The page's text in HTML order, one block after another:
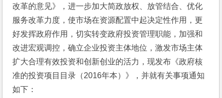
改革的意见》，进一步加大简政放权、放管结合、优化
服务改革力度，使市场在资源配置中起决定性作用，更
好发挥政府作用，切实转变政府投资管理职能，加强和
改进宏观调控，确立企业投资主体地位，激发市场主体
扩大合理有效投资和创新创业的活力，现发布《政府核
准的投资项目目录（2016年本）》，并就有关事项通知
如下：